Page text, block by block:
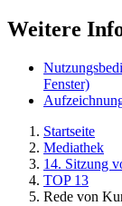
Weitere
Fenster)
Startseite
Mediathek
14. Sitzung
TOP 13
Rede von